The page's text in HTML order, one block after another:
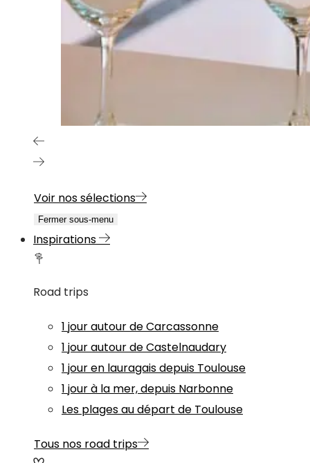
Voir nos sélections
Fermer sous-menu
Inspirations
Road trips
1 jour autour de Carcassonne
1 jour autour de Castelnaudary
1 jour en lauragais depuis Toulouse
1 jour à la mer, depuis Narbonne
Les plages au départ de Toulouse
Tous nos road trips